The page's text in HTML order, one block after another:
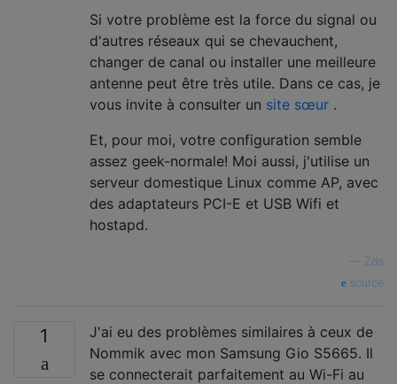
Si votre problème est la force du signal ou
d'autres réseaux qui se chevauchent,
changer de canal ou installer une meilleure
antenne peut être très utile. Dans ce cas, je
vous invite à consulter un site sœur .
Et, pour moi, votre configuration semble
assez geek-normale! Moi aussi, j'utilise un
serveur domestique Linux comme AP, avec
des adaptateurs PCI-E et USB Wifi et
hostapd.
Zds
source
1
J'ai eu des problèmes similaires à ceux de
Nommik avec mon Samsung Gio S5665. Il
se connecterait parfaitement au Wi-Fi au